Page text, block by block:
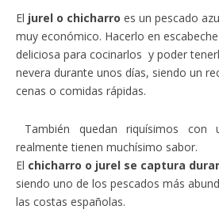
El jurel o chicharro es un pescado
muy económico. Hacerlo en
deliciosa para cocinarlos y poder
nevera durante unos días, siendo un
cenas o comidas rápidas.
También quedan riquísimos con
realmente tienen muchísimo sabor.
El chicharro o jurel se captura
siendo uno de los pescados más
las costas españolas.